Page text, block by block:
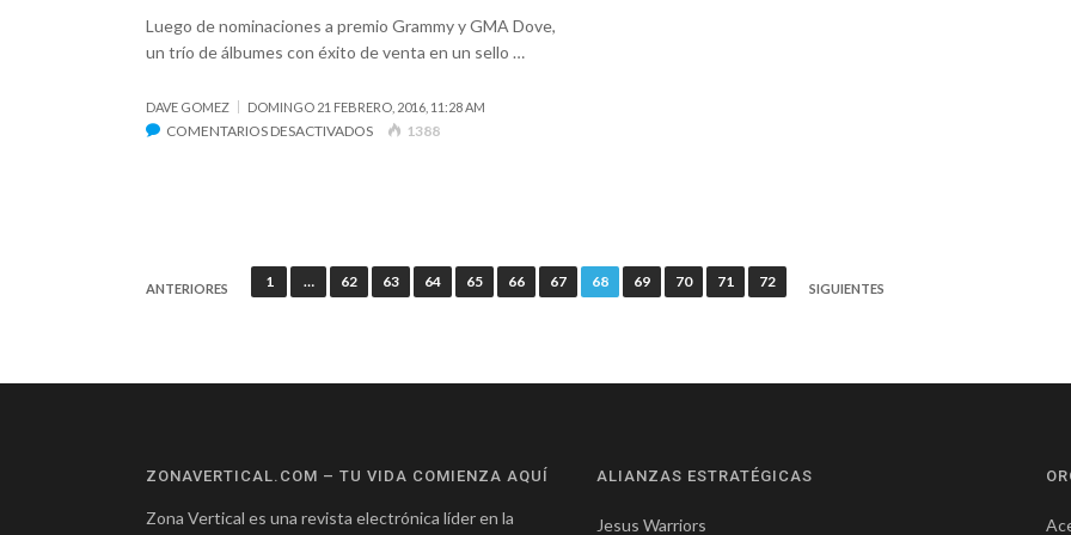
Luego de nominaciones a premio Grammy y GMA Dove,
un trío de álbumes con éxito de venta en un sello …
DAVE GOMEZ DOMINGO 21 FEBRERO, 2016, 11:28 AM
COMENTARIOS DESACTIVADOSEN
SIDE
1
1388
Paginación
ANTERIORES 1 … 62 63 64 65 66 67 68 69 70 71 72 SIGUIENTES
ZONAVERTICAL.COM – TU VIDA COMIENZA AQUÍ
Zona Vertical es una revista electrónica líder en la
ALIANZAS ESTRATÉGICAS
Jesus Warriors